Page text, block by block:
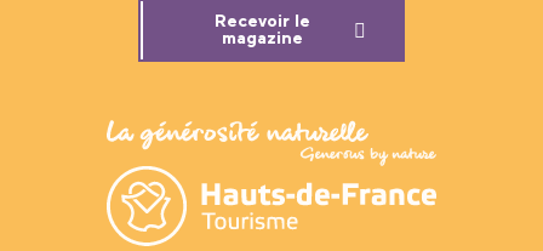
Recevoir le
magazine